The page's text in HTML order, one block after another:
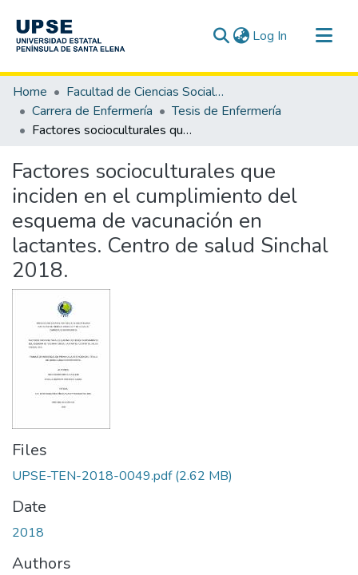
Log In (current)
Communities & Collections
All of DSpace
Statistics
Home
Facultad de Ciencias Sociales y de la Salud
Carrera de Enfermería
Tesis de Enfermería
Factores socioculturales que inciden en el cumplimiento del esquema de vacunación en lactantes. Centro de salud Sinchal 2018.
Factores socioculturales que
inciden en el cumplimiento del
esquema de vacunación en
lactantes. Centro de salud Sinchal
2018.
Files
UPSE-TEN-2018-0049.pdf(2.62 MB)
Date
2018
Authors